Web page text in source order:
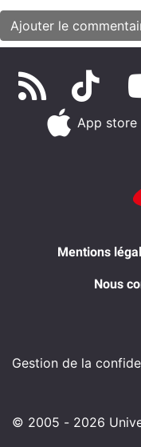
App store
Mentions
Nous
Gestion de la
© 2005 - 2026